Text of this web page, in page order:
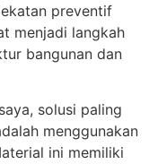
preventif
menjadi langkah
bangunan dan
solusi paling
menggunakan
ini memiliki